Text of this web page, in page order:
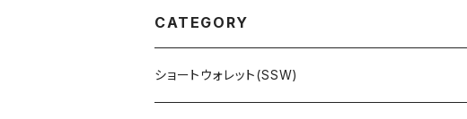
CATEGORY
ショートウォレット(SSW)